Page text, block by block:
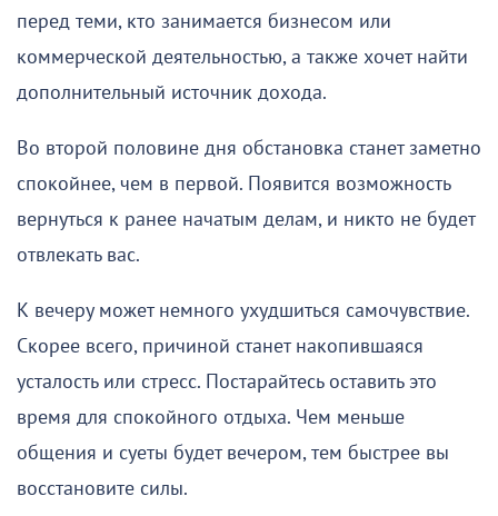
перед теми, кто занимается бизнесом или
коммерческой деятельностью, а также хочет найти
дополнительный источник дохода.
Во второй половине дня обстановка станет заметно
спокойнее, чем в первой. Появится возможность
вернуться к ранее начатым делам, и никто не будет
отвлекать вас.
К вечеру может немного ухудшиться самочувствие.
Скорее всего, причиной станет накопившаяся
усталость или стресс. Постарайтесь оставить это
время для спокойного отдыха. Чем меньше
общения и суеты будет вечером, тем быстрее вы
восстановите силы.